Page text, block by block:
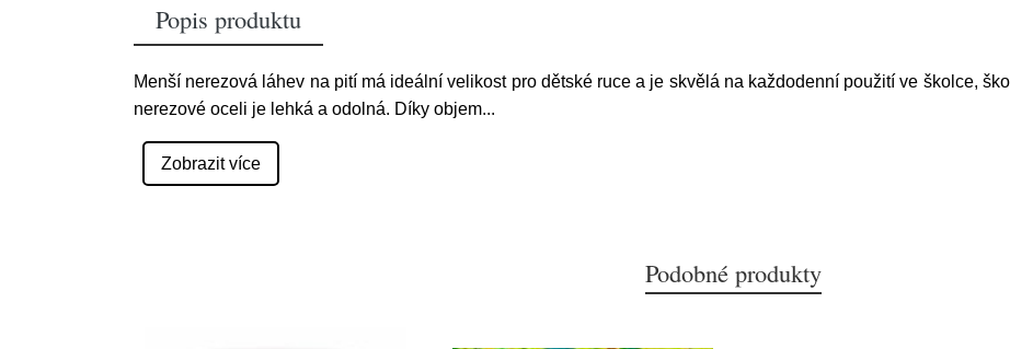
Popis produktu
Menší nerezová láhev na pití má ideální velikost pro dětské ruce a je skvělá na každodenní použití ve školce,
nerezové oceli je lehká a odolná. Díky objem...
Zobrazit více
Podobné produkty